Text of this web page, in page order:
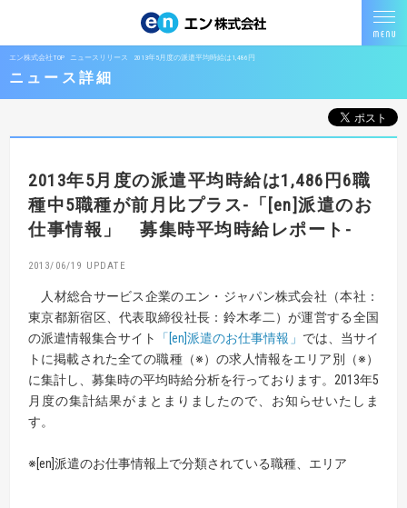
エン株式会社TOP ニュースリリース 2013年5月度の派遣平均時給は1,486円
ニュース詳細
2013年5月度の派遣平均時給は1,486円 6職
種中5職種が前月比プラス-「[en]派遣のお
仕事情報」 募集時平均時給レポート-
2013/06/19
人材総合サービス企業のエン・ジャパン株式会社（本社：
東京都新宿区、代表取締役社長：鈴木孝二）が運営する全国
の派遣情報集合サイト
「[en]派遣のお仕事情報」 では、当サイ
トに掲載された全ての職種（※）の求人情報をエリア別（※）
に集計し、募集時の平均時給分析を行っております。2013年5
月度の集計結果がまとまりましたので、お知らせいたしま
す。
※[en]派遣のお仕事情報上で分類されている職種、エリア